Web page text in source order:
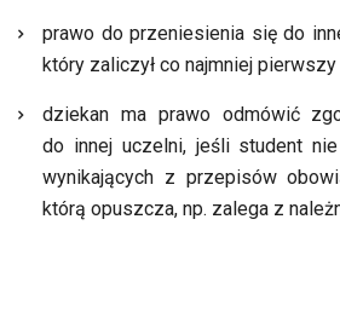
prawo do przeniesienia się do
który zaliczył co najmniej
dziekan ma prawo odmówić
do innej uczelni, jeśli student nie
wynikających z przepisów
którą opuszcza, np. zalega z